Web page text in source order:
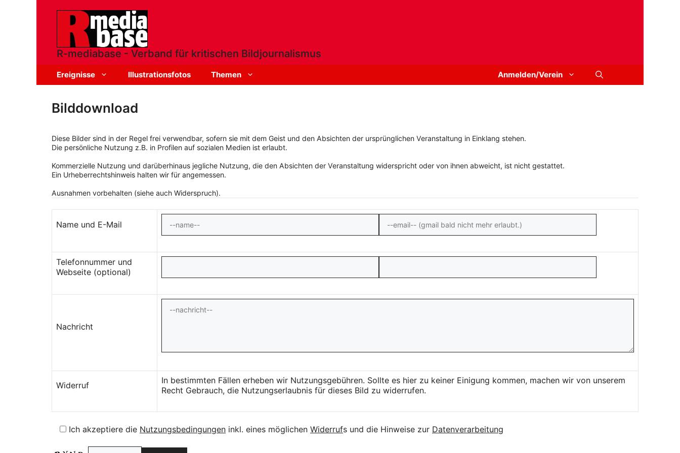
R-mediabase - Verband für kritischen Bildjournalismus
Ereignisse Illustrationsfotos Themen Anmelden/Verein
Bilddownload
Diese Bilder sind in der Regel frei verwendbar, sofern sie mit dem Geist und den Absichten der ursprünglichen Veranstaltung in Einklang stehen.
Die persönliche Nutzung z.B. in Profilen auf sozialen Medien ist erlaubt.
Kommerzielle Nutzung und darüberhinaus jegliche Nutzung, die den Absichten der Veranstaltung widerspricht oder von ihnen abweicht, ist nicht gestattet.
Ein Urheberrechtshinweis halten wir für angemessen.
Ausnahmen vorbehalten (siehe auch Widerspruch).
Name und E-Mail
Telefonnummer und
Webseite (optional)
Nachricht
Widerruf
In bestimmten Fällen erheben wir Nutzungsgebühren. Sollte es hier zu keiner Einigung kommen, machen wir von unserem
Recht Gebrauch, die Nutzungserlaubnis für dieses Bild zu widerrufen.
Ich akzeptiere die Nutzungsbedingungen inkl. eines möglichen Widerrufs und die Hinweise zur Datenverarbeitung